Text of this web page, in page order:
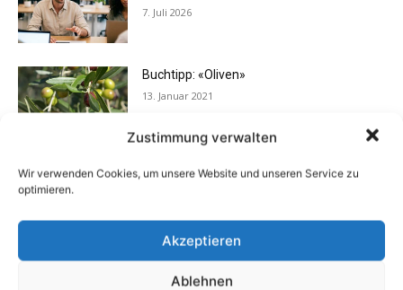
Zustimmung verwalten
Wir verwenden Cookies, um unsere Website und unseren Service zu
optimieren.
Akzeptieren
Ablehnen
7. Juli 2026
Buchtipp: «Oliven»
13. Januar 2021
Eigentümergemeinschaft zahlt